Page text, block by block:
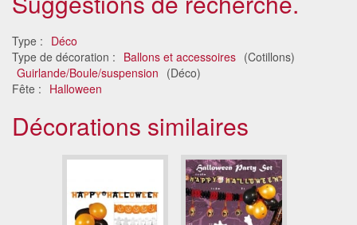
Type : Déco
Type de décoration : Ballons et accessoires (Cotillons)
Guirlande/Boule/suspension (Déco)
Fête : Halloween
Décorations similaires